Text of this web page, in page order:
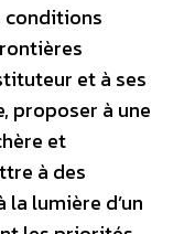
conditions
et à ses
proposer à une
et
à des
lumière d’un